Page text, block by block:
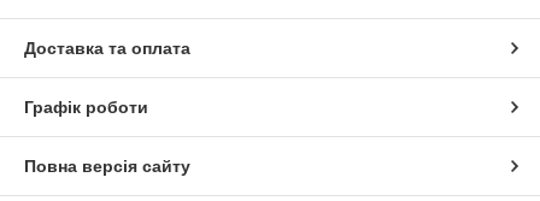
Доставка та оплата
Графік роботи
Повна версія сайту